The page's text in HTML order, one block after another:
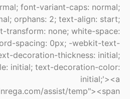
font-variant-caps: normal;
orphans: 2; text-align: start;
transform: none; white-space:
spacing: 0px; -webkit-text-
decoration-thickness: initial;
initial; text-decoration-color:
initial;'><a
assist/temp"><span